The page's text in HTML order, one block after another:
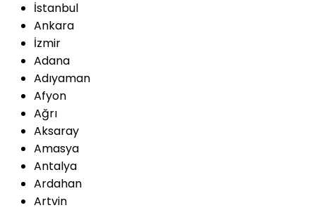
İstanbul
Ankara
İzmir
Adana
Adıyaman
Afyon
Ağrı
Aksaray
Amasya
Antalya
Ardahan
Artvin